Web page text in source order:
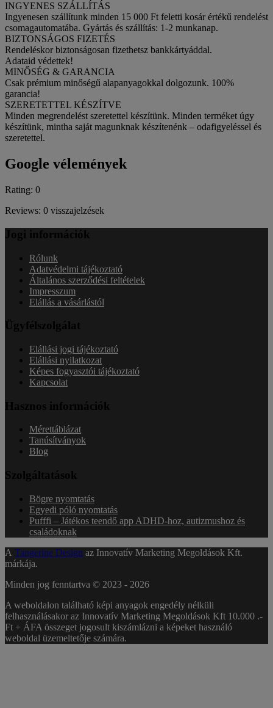
INGYENES SZÁLLÍTÁS
Ingyenesen szállítunk minden 15 000 Ft feletti kosár értékű rendelést
csomagautomatába. Gyártás és szállítás: 1-2 munkanap.
BIZTONSÁGOS FIZETÉS
Rendeléskor biztonságosan fizethetsz bankkártyáddal.
Adataid védettek!
MINŐSÉG & GARANCIA
Csak prémium minőségű alapanyagokkal dolgozunk. 100%
garancia!
SZERETETTEL KÉSZÍTVE
Minden megrendelést szeretettel készítünk. Minden terméket úgy
készítünk, mintha saját magunknak készítenénk – odafigyeléssel és
szeretettel.
Google vélemények
Rating: 0
Reviews: 0 visszajelzések
Jogi információk
Rólunk
Adatvédelmi tájékoztató
Általános szerződési feltételek
Impresszum
Elállás a vásárlástól
Ügyfélszolgálat
Elállási jogi tájékoztató
Elállási nyilatkozat
Képes fogyasztói tájékoztató
Kapcsolat
Hasznos információk
Mérettáblázat
Tanúsítványok
Blog
Szolgáltatások
Bögre nyomtatás
Egyedi póló nyomtatás
Pufffi – Játékos teendő app ADHD-hoz, autizmushoz és
családoknak
A Tangerine Design az Innovatív Marketing Megoldások Kft.
márkája.
Minden jog fenntartva © 2023 - 2026
A weboldalon található képi anyagok engedély nélküli
felhasználásakor az Innovatív Marketing Megoldások Kft 10.000 .-
Ft + ÁFA összeget jogosult kiszámlázni a képeket használó
weboldal üzemeltetője számára.